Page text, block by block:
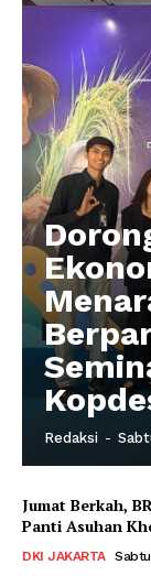
Redaksi -
Jumat Berkah,
Panti Asuhan
DKI JAKARTA